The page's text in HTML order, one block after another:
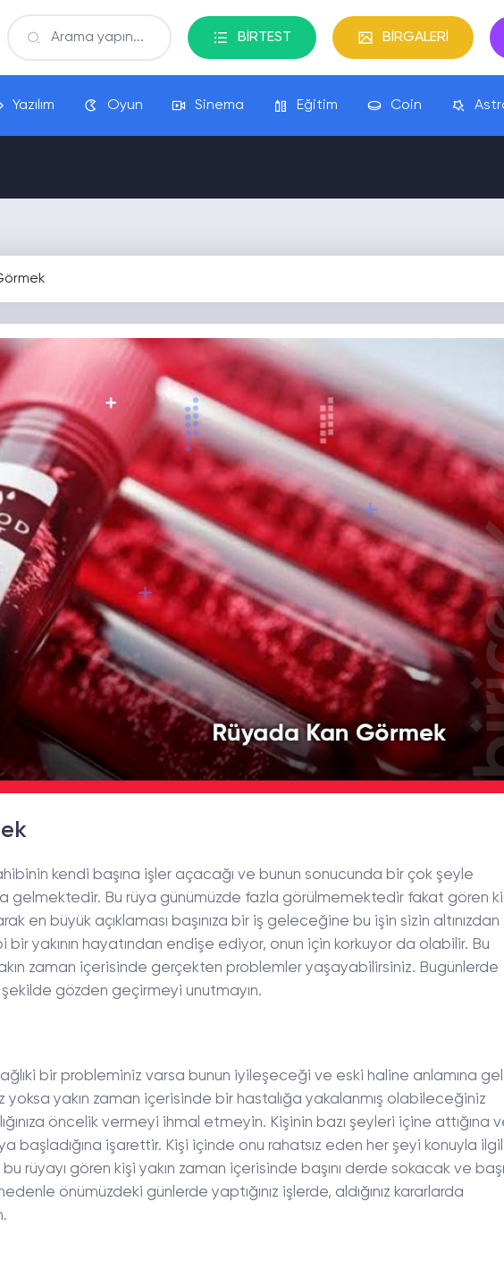
BİRTEST BİRGALERİ
Yazılım Oyun Sinema Eğitim Coin
kendi başına işler açacağı ve bunun sonucunda bir çok şeyle
gelmektedir. Bu rüya günümüzde fazla görülmemektedir fakat gören
en büyük açıklaması başınıza bir iş geleceğine bu işin sizin altınızdan
bir yakının hayatından endişe ediyor, onun için korkuyor da olabilir. Bu
zaman içerisinde gerçekten problemler yaşayabilirsiniz. Bugünlerde
şekilde gözden geçirmeyi unutmayın.
bir probleminiz varsa bunun iyileşeceği ve eski haline anlamına
yoksa yakın zaman içerisinde bir hastalığa yakalanmış olabileceğiniz
öncelik vermeyi ihmal etmeyin. Kişinin bazı şeyleri içine attığına
başladığına işarettir. Kişi içinde onu rahatsız eden her şeyi konuyla
bu rüyayı gören kişi yakın zaman içerisinde başını derde sokacak ve
önümüzdeki günlerde yaptığınız işlerde, aldığınız kararlarda